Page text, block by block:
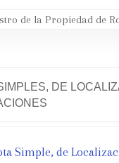
DE
Simple, de